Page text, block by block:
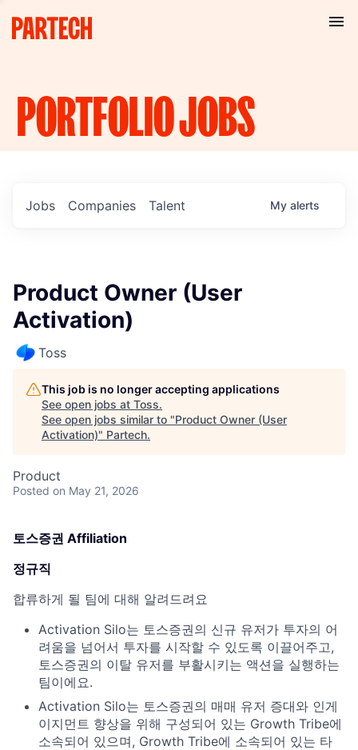
PORTFOLIOJOBS
Jobs Companies Talent My alerts
Product Owner (User
Activation)
Toss
This job is no longer accepting applications
See open jobs at Toss.
See open jobs similar to "Product Owner (User
Activation)" Partech.
Product
Posted on May 21, 2026
토스증권 Affiliation
정규직
합류하게 될 팀에 대해 알려드려요
Activation Silo는 토스증권의 신규 유저가 투자의 어
려움을 넘어서 투자를 시작할 수 있도록 이끌어주고,
토스증권의 이탈 유저를 부활시키는 액션을 실행하는
팀이에요.
Activation Silo는 토스증권의 매매 유저 증대와 인게
이지먼트 향상을 위해 구성되어 있는 Growth Tribe에
소속되어 있으며, Growth Tribe에 소속되어 있는 타